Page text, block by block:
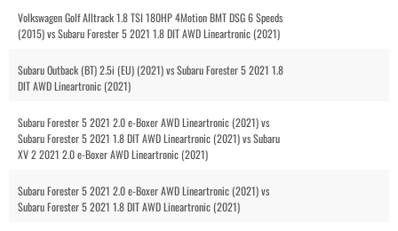
Volkswagen Golf Alltrack 1.8 TSI 180HP 4Motion BMT DSG 6 Speeds
(2015) vs Subaru Forester 5 2021 1.8 DIT AWD Lineartronic (2021)
Subaru Outback (BT) 2.5i (EU) (2021) vs Subaru Forester 5 2021 1.8
DIT AWD Lineartronic (2021)
Subaru Forester 5 2021 2.0 e-Boxer AWD Lineartronic (2021) vs
Subaru Forester 5 2021 1.8 DIT AWD Lineartronic (2021) vs Subaru
XV 2 2021 2.0 e-Boxer AWD Lineartronic (2021)
Subaru Forester 5 2021 2.0 e-Boxer AWD Lineartronic (2021) vs
Subaru Forester 5 2021 1.8 DIT AWD Lineartronic (2021)